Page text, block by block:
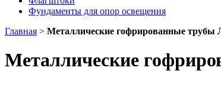
Фундаменты для опор освещения
Главная > Металлические гофрированные
Металлические